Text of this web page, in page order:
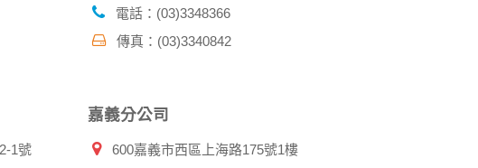
他人資料時，請務必向警政單位提出告訴，我們將全力
電話：(03)3348366
傳真：(03)3340842
1號
嘉義分公司
600嘉義市西區上海路175號1樓